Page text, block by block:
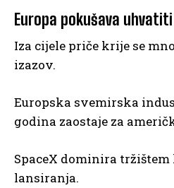
Europa pokušava
Iza cijele priče krije se
izazov.
Europska svemirska
godina zaostaje za
SpaceX dominira
lansiranja.